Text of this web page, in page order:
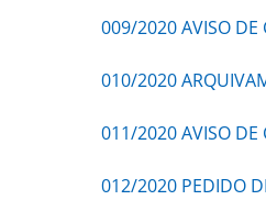
009/2020 AVISO DE
010/2020
011/2020 AVISO DE
012/2020 PEDIDO